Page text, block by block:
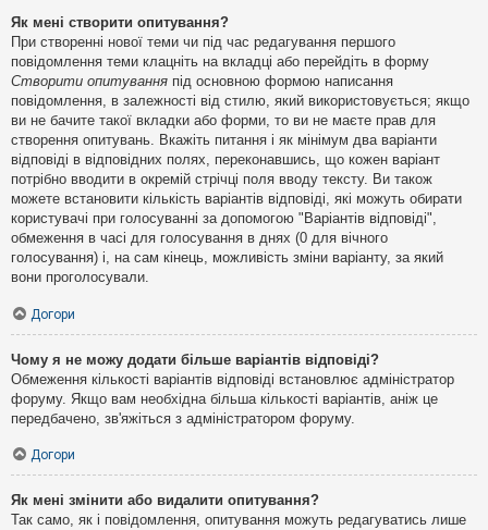
Як мені створити опитування?
При створенні нової теми чи під час редагування першого
повідомлення теми клацніть на вкладці або перейдіть в форму
Створити опитування під основною формою написання
повідомлення, в залежності від стилю, який використовується; якщо
ви не бачите такої вкладки або форми, то ви не маєте прав для
створення опитувань. Вкажіть питання і як мінімум два варіанти
відповіді в відповідних полях, переконавшись, що кожен варіант
потрібно вводити в окремій стрічці поля вводу тексту. Ви також
можете встановити кількість варіантів відповіді, які можуть обирати
користувачі при голосуванні за допомогою "Варіантів відповіді",
обмеження в часі для голосування в днях (0 для вічного
голосування) і, на сам кінець, можливість зміни варіанту, за який
вони проголосували.
Догори
Чому я не можу додати більше варіантів відповіді?
Обмеження кількості варіантів відповіді встановлює адміністратор
форуму. Якщо вам необхідна більша кількості варіантів, аніж це
передбачено, зв'яжіться з адміністратором форуму.
Догори
Як мені змінити або видалити опитування?
Так само, як і повідомлення, опитування можуть редагуватись лише